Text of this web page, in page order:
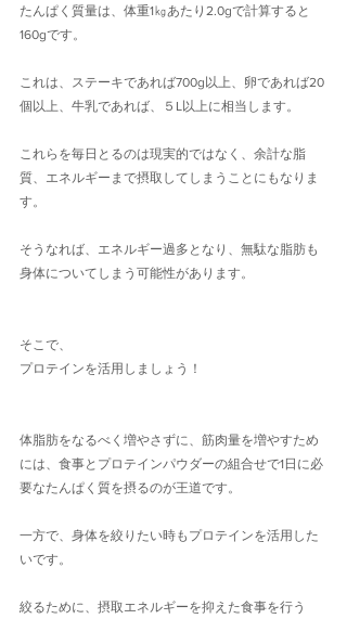
たんぱく質量は、体重1㎏あたり2.0gで計算すると
160gです。
これは、ステーキであれば700g以上、卵であれば20
個以上、牛乳であれば、５L以上に相当します。
これらを毎日とるのは現実的ではなく、余計な脂
質、エネルギーまで摂取してしまうことにもなりま
す。
そうなれば、エネルギー過多となり、無駄な脂肪も
身体についてしまう可能性があります。
そこで、
プロテインを活用しましょう！
体脂肪をなるべく増やさずに、筋肉量を増やすため
には、食事とプロテインパウダーの組合せで1日に必
要なたんぱく質を摂るのが王道です。
一方で、身体を絞りたい時もプロテインを活用した
いです。
絞るために、摂取エネルギーを抑えた食事を行う